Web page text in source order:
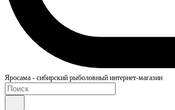
Яросама - сибирский рыболовный интернет-магазин